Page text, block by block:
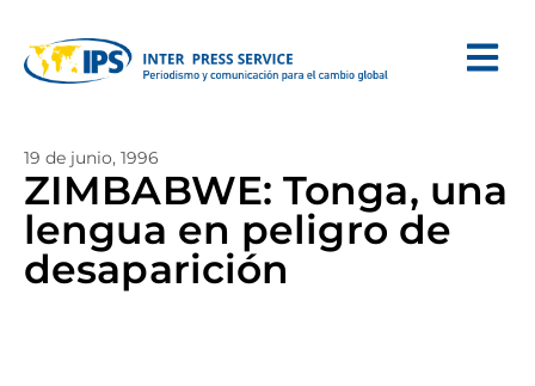
19 de junio, 1996
ZIMBABWE: Tonga, una
lengua en peligro de
desaparición